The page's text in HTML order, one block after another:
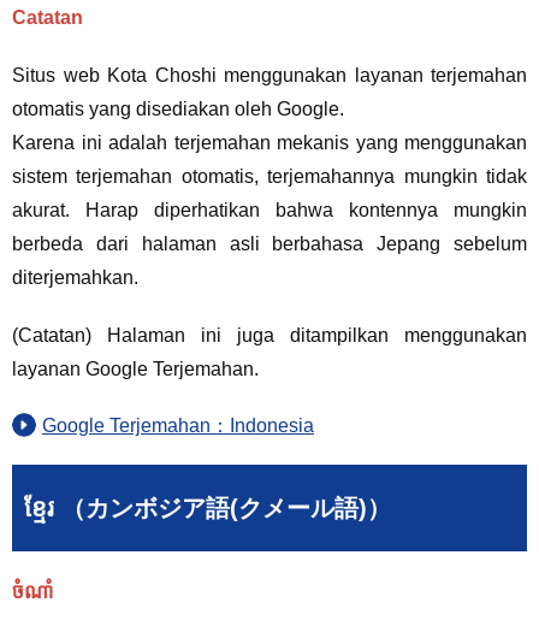
Catatan
Situs web Kota Choshi menggunakan layanan terjemahan
otomatis yang disediakan oleh Google.
Karena ini adalah terjemahan mekanis yang menggunakan
sistem terjemahan otomatis, terjemahannya mungkin tidak
akurat. Harap diperhatikan bahwa kontennya mungkin
berbeda dari halaman asli berbahasa Jepang sebelum
diterjemahkan.
(Catatan) Halaman ini juga ditampilkan menggunakan
layanan Google Terjemahan.
Google Terjemahan：Indonesia
ខ្មែរ （カンボジア語(クメール語)）
ចំណាំ